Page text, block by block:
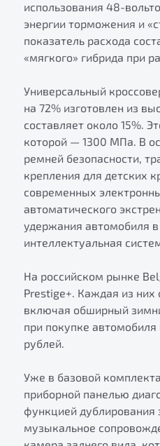
использования 48-
энергии торможения и
показатель расхода
«мягкого» гибрида при
Универсальный
на 72% изготовлен из
составляет около 15%.
которой — 1300 МПа. В
ремней безопасности,
крепления для детских
современных
автоматического
удержания автомобиля
интеллектуальная
На российском рынке
Prestige+. Каждая из
включая обширный
при покупке
рублей.
Уже в базовой
приборной панелью
функцией дублирования
музыкальное